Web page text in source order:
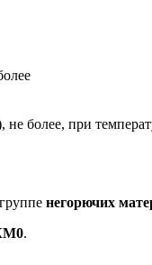
более, при
негорючих
.